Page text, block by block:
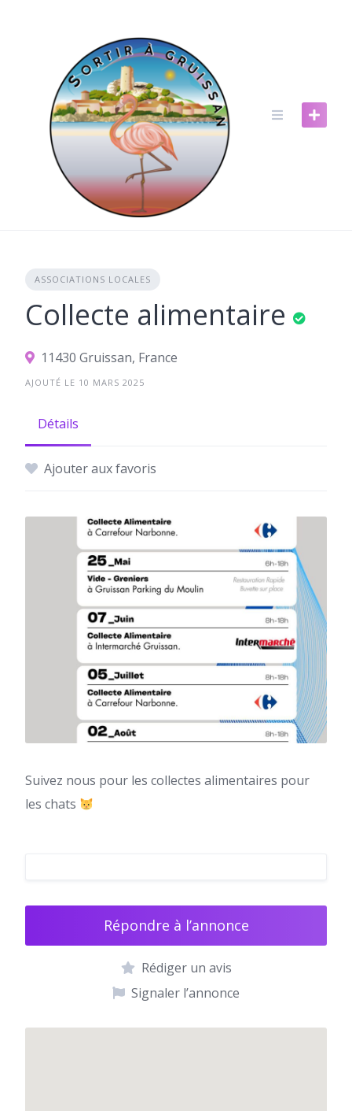
ASSOCIATIONS LOCALES
Collecte alimentaire
11430 Gruissan, France
AJOUTÉ LE 10 MARS 2025
Détails
Ajouter aux favoris
Suivez nous pour les collectes alimentaires pour
les chats
Répondre à l’annonce
Rédiger un avis
Signaler l’annonce